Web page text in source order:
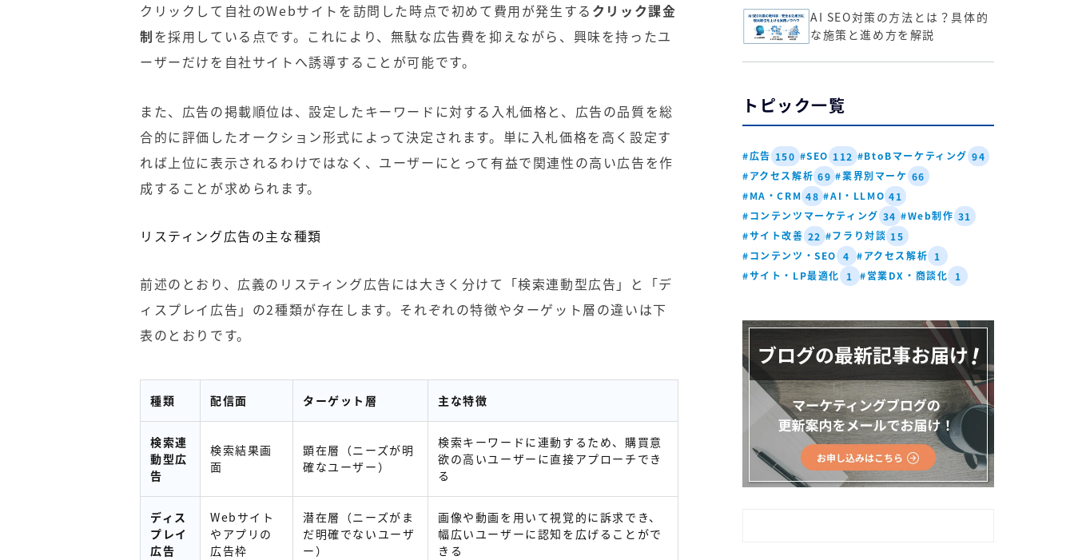
クリックして自社のWebサイトを訪問した時点で初めて費用が発生する クリック課金
制を採用している点です。これにより、無駄な広告費を抑えながら、興味を持ったユ
ーザーだけを自社サイトへ誘導することが可能です。
また、広告の掲載順位は、設定したキーワードに対する入札価格と、広告の品質を総
合的に評価したオークション形式によって決定されます。単に入札価格を高く設定す
れば上位に表示されるわけではなく、ユーザーにとって有益で関連性の高い広告を作
成することが求められます。
リスティング広告の主な種類
前述のとおり、広義のリスティング広告には大きく分けて「検索連動型広告」と「デ
ィスプレイ広告」の2種類が存在します。それぞれの特徴やターゲット層の違いは下
表のとおりです。
種類 配信面 ターゲット層 主な特徴
検索連
動型広
告
検索結果画
面
顕在層（ニーズが明
確なユーザー）
検索キーワードに連動するため、購買意
欲の高いユーザーに直接アプローチでき
る
ディス
プレイ
広告
Webサイト
やアプリの
広告枠
潜在層（ニーズがま
だ明確でないユーザ
ー）
画像や動画を用いて視覚的に訴求でき、
幅広いユーザーに認知を広げることがで
きる
AI SEO対策の方法とは？具体的
な施策と進め方を解説
トピック一覧
#広告 150 #SEO 112 #BtoBマーケティング 94
#アクセス解析 69 #業界別マーケ 66
#MA・CRM 48 #AI・LLMO 41
#コンテンツマーケティング 34 #Web制作 31
#サイト改善 22 #フラり対談 15
#コンテンツ・SEO 4 #アクセス解析 1
#サイト・LP最適化
1 #営業DX・商談化 1